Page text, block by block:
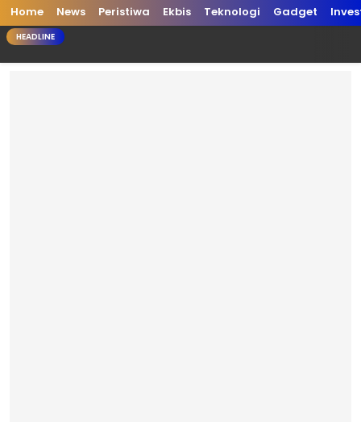
Home News Peristiwa Ekbis Teknologi Gadget
HEADLINE